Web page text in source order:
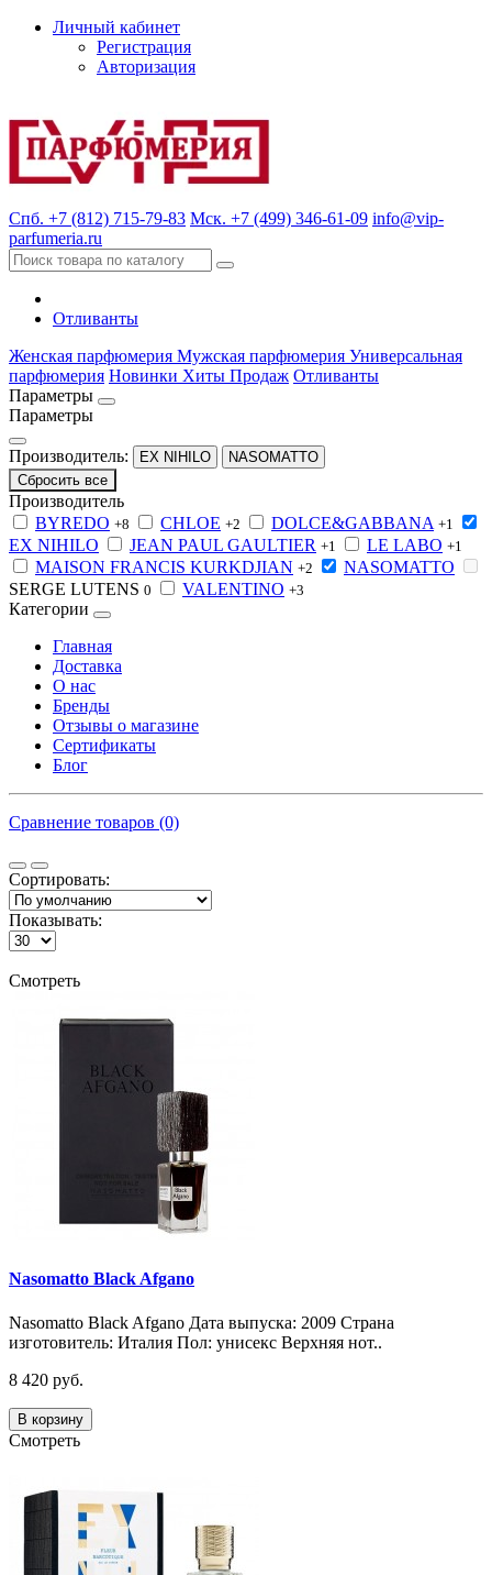
Личный кабинет
Регистрация
Авторизация
Спб. +7 (812) 715-79-83 Мск. +7 (499) 346-61-09 info@vip-
parfumeria.ru
Отливанты
Женская парфюмерия Мужская парфюмерия Универсальная
парфюмерия Новинки Хиты Продаж Отливанты
Параметры
Параметры
Производитель: EX NIHILO
NASOMATTO
Сбросить все
Производитель
BYREDO +8 CHLOE +2 DOLCE&GABBANA +1
EX NIHILO JEAN PAUL GAULTIER +1 LE LABO +1
MAISON FRANCIS KURKDJIAN +2
NASOMATTO
SERGE LUTENS 0 VALENTINO +3
Категории
Главная
Доставка
О нас
Бренды
Отзывы о магазине
Сертификаты
Блог
Сравнение товаров (0)
Сортировать:
Показывать:
Смотреть
Nasomatto Black Afgano
Nasomatto Black Afgano Дата выпуска: 2009 Страна
изготовитель: Италия Пол: унисекс Верхняя нот..
8 420 руб.
В корзину
Смотреть